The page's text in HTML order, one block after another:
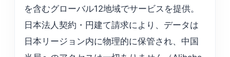
を含むグローバル12地域でサービスを提供。
日本法人契約・円建て請求により、データは
日本リージョン内に物理的に保管され、中国